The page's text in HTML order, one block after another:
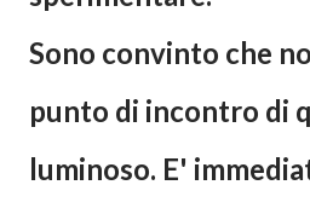
Sono convinto che
punto di incontro di
luminoso. E'